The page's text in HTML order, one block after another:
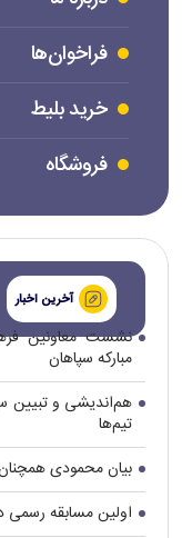
فراخوان‌ها
خرید بلیط
فروشگاه
آخرین اخبار
نشست معاونین
مبارکه سپاهان
هم‌اندیشی و تبیین
تیم‌ها
بیان محمودی همچنان
اولین مسابقه رسمی